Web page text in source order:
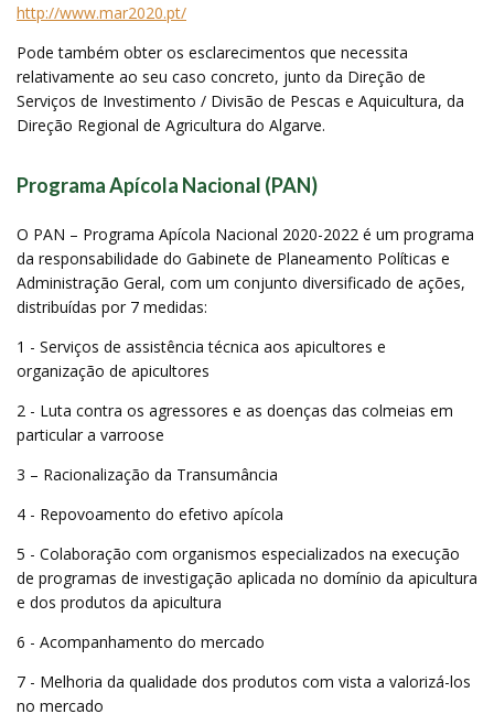
http://www.mar2020.pt/
Pode também obter os esclarecimentos que necessita
relativamente ao seu caso concreto, junto da Direção de
Serviços de Investimento / Divisão de Pescas e Aquicultura, da
Direção Regional de Agricultura do Algarve.
Programa Apícola Nacional (PAN)
O PAN – Programa Apícola Nacional 2020-2022 é um programa
da responsabilidade do Gabinete de Planeamento Políticas e
Administração Geral, com um conjunto diversificado de ações,
distribuídas por 7 medidas:
1 - Serviços de assistência técnica aos apicultores e
organização de apicultores
2 - Luta contra os agressores e as doenças das colmeias em
particular a varroose
3 – Racionalização da Transumância
4 - Repovoamento do efetivo apícola
5 - Colaboração com organismos especializados na execução
de programas de investigação aplicada no domínio da apicultura
e dos produtos da apicultura
6 - Acompanhamento do mercado
7 - Melhoria da qualidade dos produtos com vista a valorizá-los
no mercado